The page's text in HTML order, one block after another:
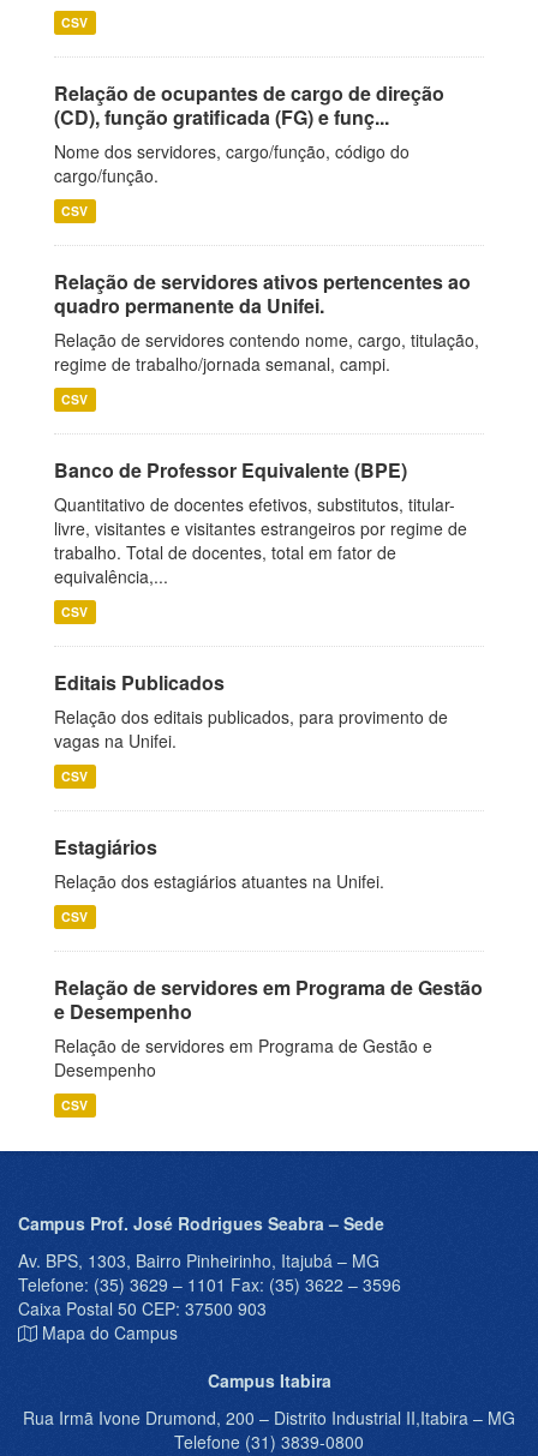
CSV
Relação de ocupantes de cargo de direção
(CD), função gratificada (FG) e funç...
Nome dos servidores, cargo/função, código do
cargo/função.
CSV
Relação de servidores ativos pertencentes ao
quadro permanente da Unifei.
Relação de servidores contendo nome, cargo, titulação,
regime de trabalho/jornada semanal, campi.
CSV
Banco de Professor Equivalente (BPE)
Quantitativo de docentes efetivos, substitutos, titular-
livre, visitantes e visitantes estrangeiros por regime de
trabalho. Total de docentes, total em fator de
equivalência,...
CSV
Editais Publicados
Relação dos editais publicados, para provimento de
vagas na Unifei.
CSV
Estagiários
Relação dos estagiários atuantes na Unifei.
CSV
Relação de servidores em Programa de Gestão
e Desempenho
Relação de servidores em Programa de Gestão e
Desempenho
CSV
Campus Prof. José Rodrigues Seabra – Sede
Av. BPS, 1303, Bairro Pinheirinho, Itajubá – MG
Telefone: (35) 3629 – 1101 Fax: (35) 3622 – 3596
Caixa Postal 50 CEP: 37500 903
Mapa do Campus
Campus Itabira
Rua Irmã Ivone Drumond, 200 – Distrito Industrial II,Itabira – MG
Telefone (31) 3839-0800